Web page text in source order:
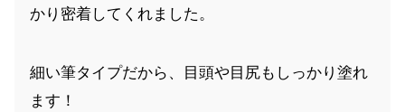
かり密着してくれました。
細い筆タイプだから、目頭や目尻もしっかり塗れ
ます！